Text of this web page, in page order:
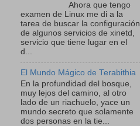
Ahora que tengo
examen de Linux me di a la
tarea de buscar la configuración
de algunos servicios de xinetd,
servicio que tiene lugar en el
d...
El Mundo Mágico de Terabithia
En la profundidad del bosque,
muy lejos del camino, al otro
lado de un riachuelo, yace un
mundo secreto que solamente
dos personas en la tie...